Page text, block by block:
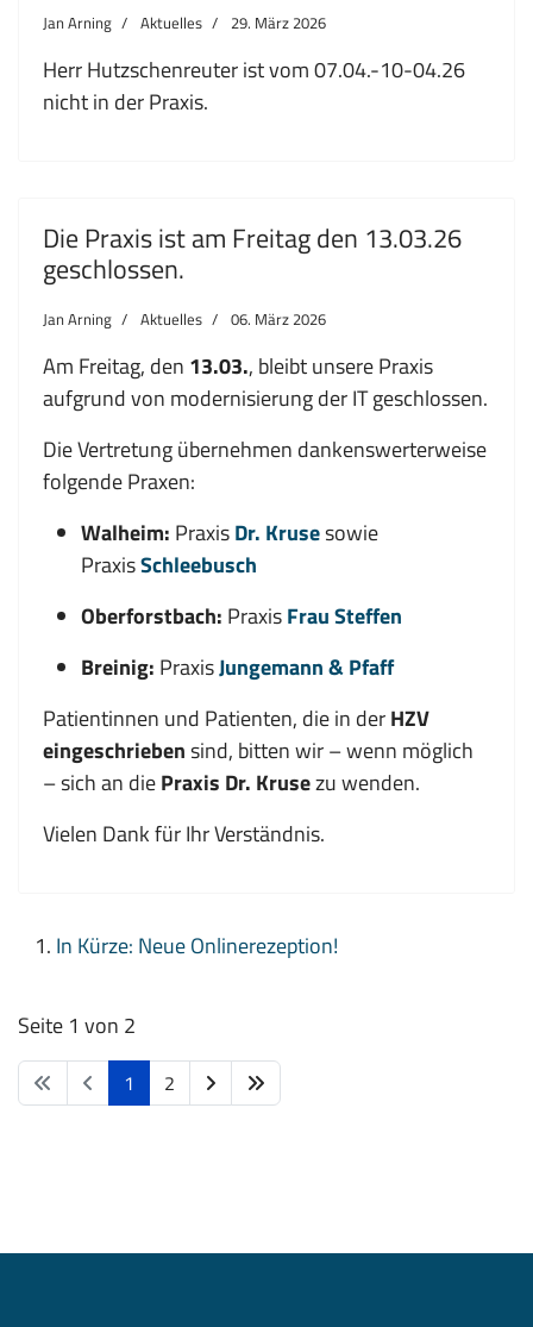
Jan Arning Aktuelles 29. März 2026
Herr Hutzschenreuter ist vom 07.04.-10-04.26
nicht in der Praxis.
Die Praxis ist am Freitag den 13.03.26
geschlossen.
Jan Arning Aktuelles 06. März 2026
Am Freitag, den 13.03., bleibt unsere Praxis
aufgrund von modernisierung der IT geschlossen.
Die Vertretung übernehmen dankenswerterweise
folgende Praxen:
Walheim: PraxisDr. Krusesowie
PraxisSchleebusch
Oberforstbach: PraxisFrau Steffen
Breinig: PraxisJungemann & Pfaff
Patientinnen und Patienten, die in derHZV
eingeschriebensind, bitten wir – wenn möglich
– sich an diePraxis Dr. Krusezu wenden.
Vielen Dank für Ihr Verständnis.
In Kürze: Neue Onlinerezeption!
Seite 1 von 2
1 2